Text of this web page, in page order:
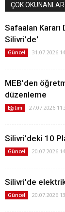
ÇOK OKUNANLAR
Safaalan Kararı
Silivri'de'
Güncel 31.07.2026
MEB'den
düzenleme
Eğitim 27.07.2026
Silivri'deki 10
Güncel 20.07.2026
Silivri'de
Güncel 20.07.2026